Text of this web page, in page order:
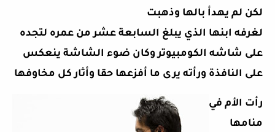
لكن لم يهدأ بالها وذهبت
لغرفه ابنها الذي يبلغ السابعة عشر من عمره لتجده
على شاشه الكومبيوتر وكان ضوء الشاشة ينعكس
على النافذة ورأته يرى ما أفزعها حقا وأثار كل مخاوفها
رأت الأم في
منامها